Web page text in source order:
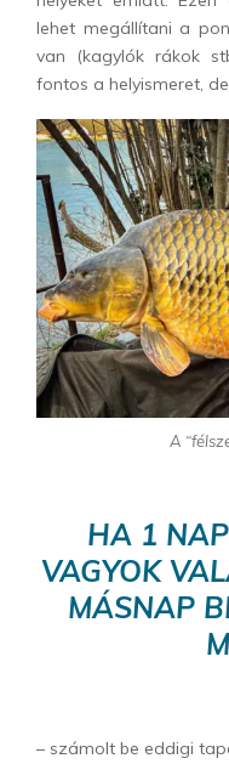
lehet megállítani a
van (kagylók rákok
fontos a helyismeret, de
A
HA 1
VAGYOK
MÁSNAP
– számolt be eddigi